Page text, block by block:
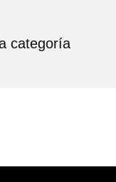
categoría